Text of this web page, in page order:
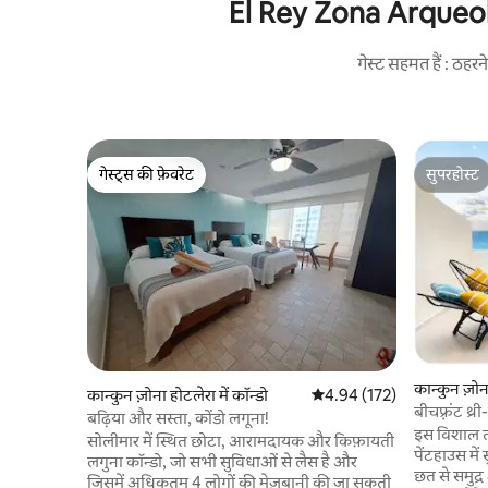
El Rey Zona
गेस्ट सहमत हैं :
गेस्ट्स की फ़ेवरेट
गेस्ट्स की फ़ेवरेट
कान्कुन ज़ोना होटलेरा में कॉन्डो औसत रेटिंग 5 में से 4.94, 172
4.94 (172)
बढ़िया और सस्ता, कोंडो लगूना!
सोलीमार में स्थित छोटा, आरामदायक और किफ़ायती
लगुना कॉन्डो, जो सभी सुविधाओं से लैस है और
जिसमें अधिकतम 4 लोगों की मेज़बानी की जा सकती
सुपरहोस्ट
सुपरहोस्ट
कान्कुन
बीचफ़्रंट
•8 लोगों के
इस विशाल
पेंटहाउस में
छत से समुद्र